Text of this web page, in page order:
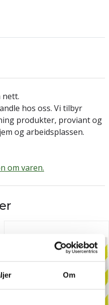
Om
nett.
hos oss. Vi tilbyr
produkter, proviant og
og arbeidsplassen.
om varen.